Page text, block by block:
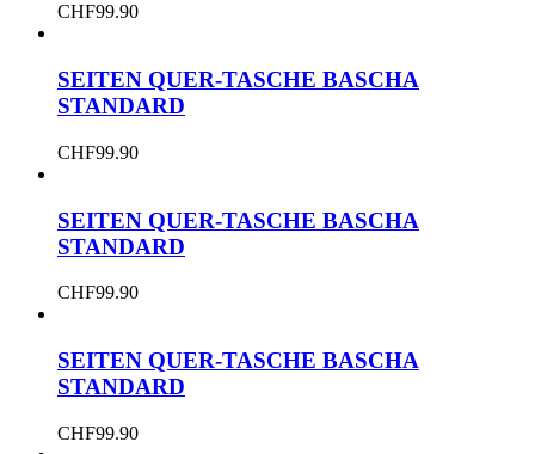
CHF99.90
SEITEN QUER-TASCHE BASCHA
STANDARD
CHF99.90
SEITEN QUER-TASCHE BASCHA
STANDARD
CHF99.90
SEITEN QUER-TASCHE BASCHA
STANDARD
CHF99.90